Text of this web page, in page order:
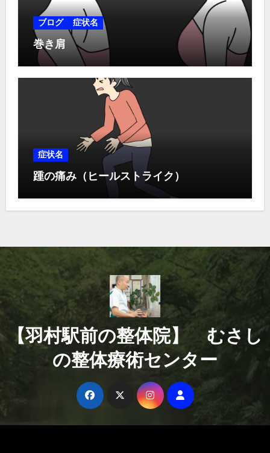
ブログ 症状名
巻き肩
症状名
踵の痛み（ヒールストライク）
【羽村駅前の整体院】 むさし
の整体療術センター